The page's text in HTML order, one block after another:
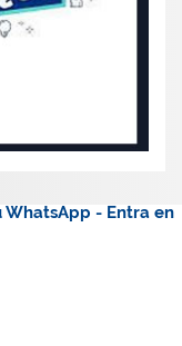
- Entra en